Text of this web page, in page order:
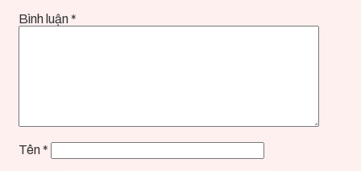
Bình luận *
Tên *